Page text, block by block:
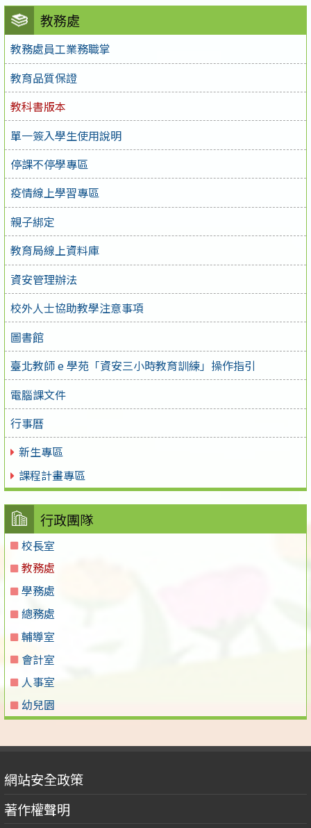
教務處
教務處員工業務職掌
教育品質保證
教科書版本
單一簽入學生使用說明
停課不停學專區
疫情線上學習專區
親子綁定
教育局線上資料庫
資安管理辦法
校外人士協助教學注意事項
圖書館
臺北教師 e 學苑「資安三小時教育訓練」操作指引
電腦課文件
行事曆
新生專區
課程計畫專區
行政團隊
校長室
教務處
學務處
總務處
輔導室
會計室
人事室
幼兒園
網站安全政策
著作權聲明